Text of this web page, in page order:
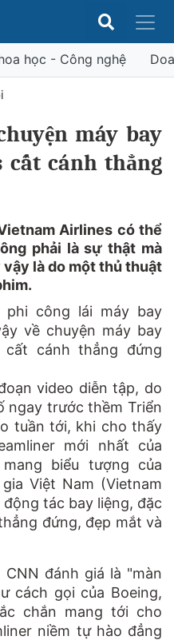
học - Công nghệ
máy bay
cánh thẳng
Airlines có thể
phải là sự thật mà
là do một thủ thuật
phi công lái máy bay
về chuyện máy bay
cất cánh thẳng đứng
video diễn tập, do
ngay trước thềm Triển
tuần tới, khi cho thấy
mới nhất của
biểu tượng của
Việt Nam (Vietnam
tác bay liệng, đặc
đứng, đẹp mắt và
đánh giá là "màn
cách gọi của Boeing,
chắn mang tới cho
niềm tự hào đẳng